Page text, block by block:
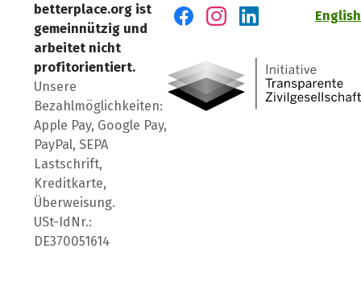
betterplace.org ist
gemeinnützig und
arbeitet nicht
profitorientiert.
Unsere
Bezahlmöglichkeiten:
Apple Pay, Google Pay,
PayPal, SEPA
Lastschrift,
Kreditkarte,
Überweisung.
USt-IdNr.:
DE370051614
English